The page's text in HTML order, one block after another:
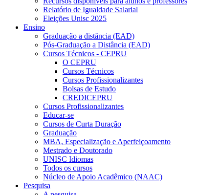
Relatório de Igualdade Salarial
Eleições Unisc 2025
Ensino
Graduação a distância (EAD)
Pós-Graduação a Distância (EAD)
Cursos Técnicos - CEPRU
O CEPRU
Cursos Técnicos
Cursos Profissionalizantes
Bolsas de Estudo
CREDICEPRU
Cursos Profissionalizantes
Educar-se
Cursos de Curta Duração
Graduação
MBA, Especialização e Aperfeiçoamento
Mestrado e Doutorado
UNISC Idiomas
Todos os cursos
Núcleo de Apoio Acadêmico (NAAC)
Pesquisa